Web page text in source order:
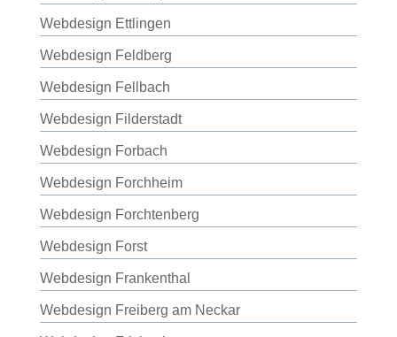
Webdesign Ettlingen
Webdesign Feldberg
Webdesign Fellbach
Webdesign Filderstadt
Webdesign Forbach
Webdesign Forchheim
Webdesign Forchtenberg
Webdesign Forst
Webdesign Frankenthal
Webdesign Freiberg am Neckar